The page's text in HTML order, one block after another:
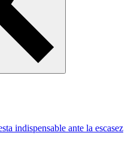
indispensable ante la escasez